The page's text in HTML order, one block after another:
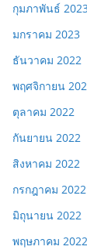
กุมภาพันธ์
มกราคม 2023
ธันวาคม 2022
พฤศจิกายน
ตุลาคม 2022
กันยายน 2022
สิงหาคม 2022
กรกฎาคม 2022
มิถุนายน 2022
พฤษภาคม 2022